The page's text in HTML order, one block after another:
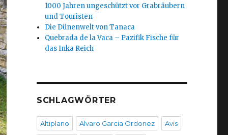
1000 Jahren ungeschützt vor Grabräubern
und Touristen
Die Dünenwelt von Tanaca
Quebrada de la Vaca – Pazifik Fische für
das Inka Reich
SCHLAGWÖRTER
Altiplano Alvaro Garcia Ordonez Avis